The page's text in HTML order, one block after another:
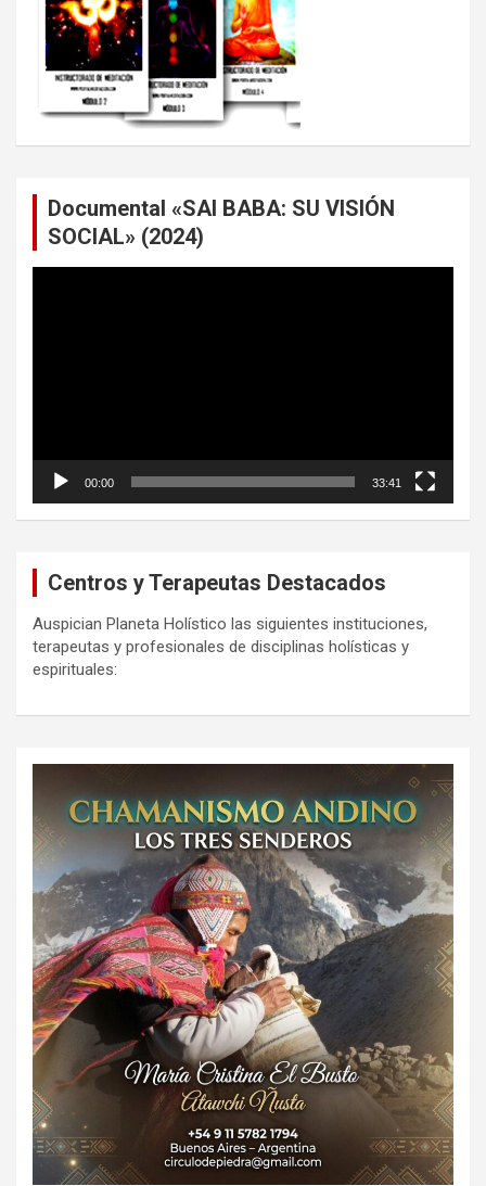
Documental «SAI BABA: SU VISIÓN
SOCIAL» (2024)
00:00 33:41
Centros y Terapeutas Destacados
Auspician Planeta Holístico las siguientes instituciones,
terapeutas y profesionales de disciplinas holísticas y
espirituales: